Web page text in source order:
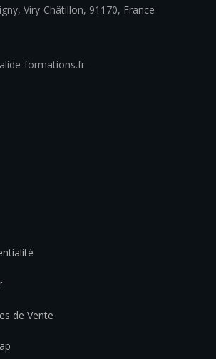
Viry-Châtillon, 91170, France
formations.fr
de Vente